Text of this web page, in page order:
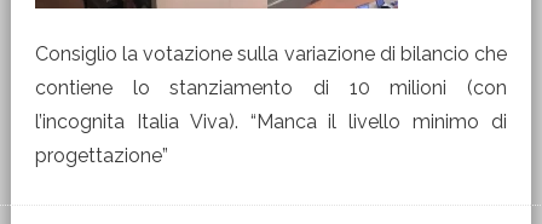
Consiglio la votazione sulla variazione di bilancio che
contiene lo stanziamento di 10 milioni (con
l’incognita Italia Viva). “Manca il livello minimo di
progettazione”